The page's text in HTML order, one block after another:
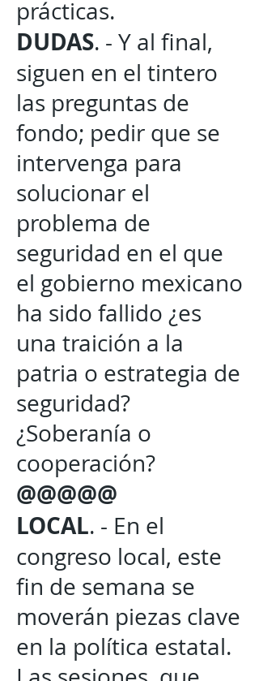
prácticas.
DUDAS. - Y al final,
siguen en el tintero
las preguntas de
fondo; pedir que se
intervenga para
solucionar el
problema de
seguridad en el que
el gobierno mexicano
ha sido fallido ¿es
una traición a la
patria o estrategia de
seguridad?
¿Soberanía o
cooperación?
@@@@@
LOCAL. - En el
congreso local, este
fin de semana se
moverán piezas clave
en la política estatal.